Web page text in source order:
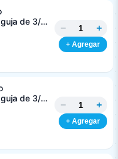
de 3/8
− +
+ Agregar
de 3/8
− +
+ Agregar